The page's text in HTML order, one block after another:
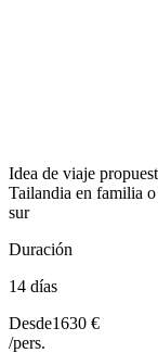
Idea de viaje
Tailandia en familia o
sur
Duración
14 días
Desde1630 €
/pers.